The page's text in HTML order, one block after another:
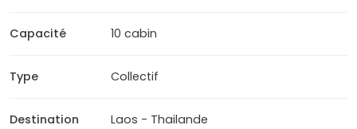
Capacité 10 cabin
Type Collectif
Destination Laos - Thailande